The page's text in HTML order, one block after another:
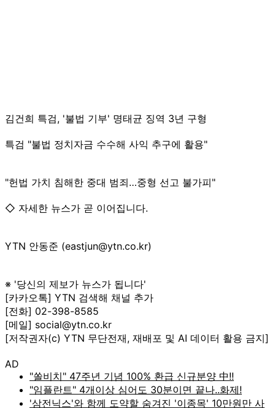
김건희 특검, '불법 기부' 명태균 징역 3년 구형
특검 "불법 정치자금 수수해 사익 추구에 활용"
"헌법 가치 침해한 중대 범죄…중형 선고 불가피"
◇ 자세한 뉴스가 곧 이어집니다.
YTN 안동준 (eastjun@ytn.co.kr)
※ '당신의 제보가 뉴스가 됩니다'
[카카오톡] YTN 검색해 채널 추가
[전화] 02-398-8585
[메일] social@ytn.co.kr
[저작권자(c) YTN 무단전재, 재배포 및 AI 데이터 활용 금지]
AD